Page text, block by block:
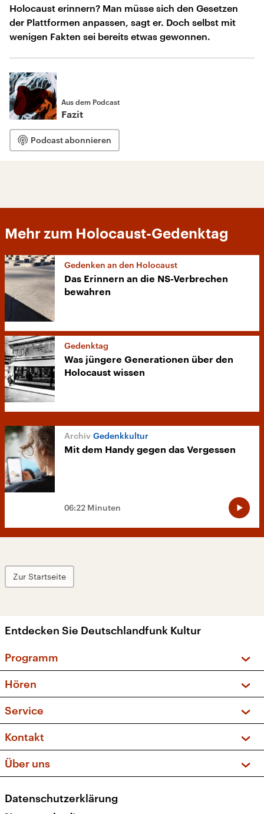
Holocaust erinnern? Man müsse sich den Gesetzen
der Plattformen anpassen, sagt er. Doch selbst mit
wenigen Fakten sei bereits etwas gewonnen.
Aus dem Podcast
Fazit
Podcast abonnieren
Mehr zum Holocaust-Gedenktag
Gedenken an den Holocaust
Das Erinnern an die NS-Verbrechen
bewahren
Gedenktag
Was jüngere Generationen über den
Holocaust wissen
Gedenkkultur
Mit dem Handy gegen das Vergessen
06:22 Minuten
Zur Startseite
Entdecken Sie Deutschlandfunk Kultur
Programm
Sendungen und Podcasts
Musikliste
Kakadu – Das Kinderprogramm
Hören
Frequenzen (UKW + DAB+)
Service
FAQ
Apps
Newsletter
Veranstaltungen
Kontakt
Social Media
Über uns
Presse
Datenschutzerklärung